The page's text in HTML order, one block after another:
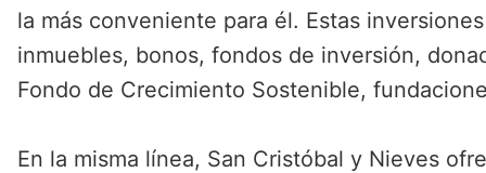
la más conveniente para él. Estas
inmuebles, bonos, fondos de inversión,
Fondo de Crecimiento Sostenible,
En la misma línea, San Cristóbal y Nieves